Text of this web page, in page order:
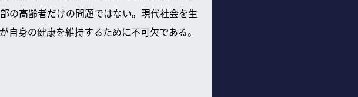
の高齢者だけの問題ではない。現代社会を生
身の健康を維持するために不可欠である。